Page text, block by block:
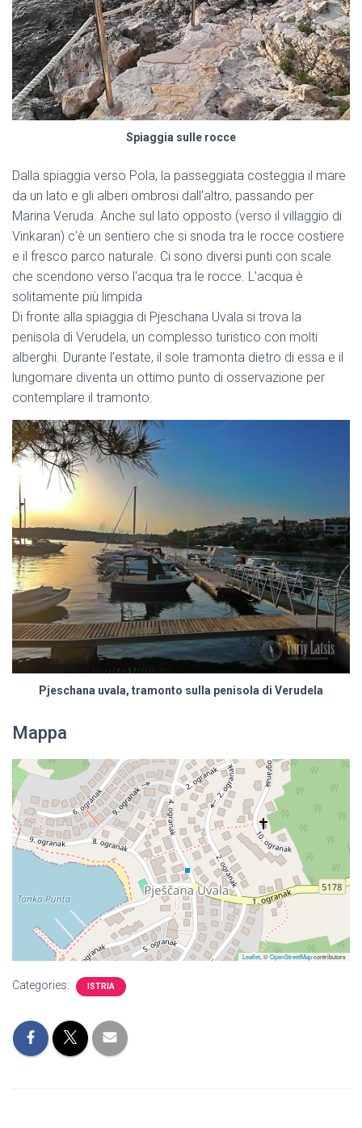
Spiaggia sulle rocce
Dalla spiaggia verso Pola, la passeggiata costeggia il mare
da un lato e gli alberi ombrosi dall'altro, passando per
Marina Veruda. Anche sul lato opposto (verso il villaggio di
Vinkaran) c'è un sentiero che si snoda tra le rocce costiere
e il fresco parco naturale. Ci sono diversi punti con scale
che scendono verso l'acqua tra le rocce. L'acqua è
solitamente più limpida
Di fronte alla spiaggia di Pjeschana Uvala si trova la
penisola di Verudela, un complesso turistico con molti
alberghi. Durante l'estate, il sole tramonta dietro di essa e il
lungomare diventa un ottimo punto di osservazione per
contemplare il tramonto.
Pjeschana uvala, tramonto sulla penisola di Verudela
Mappa
Leaflet , ©OpenStreetMapcontributors
Categories: ISTRIA